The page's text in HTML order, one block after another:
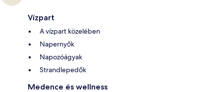
Vízpart
A vízpart közelében
Napernyők
Napozóágyak
Strandlepedők
Medence és wellness